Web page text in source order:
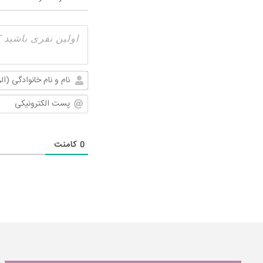
0 کامنت